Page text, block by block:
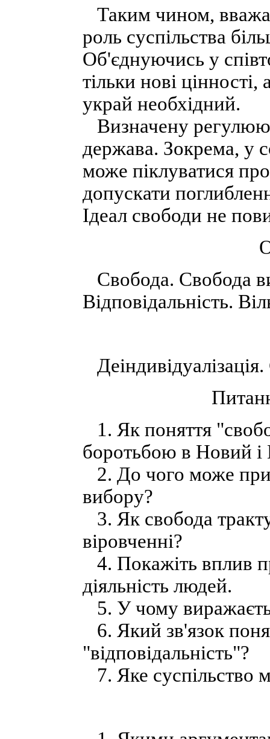
Таким чином,
роль суспільства
Об'єднуючись у
тільки нові
украй необхідний.
Визначену
держава. Зокрема, у
може піклуватися
допускати
Ідеал свободи не
Свобода. Свобода
Відповідальність.
1. Як поняття
боротьбою в Новий і
2. До чого може
вибору?
3. Як свобода
віровченні?
4. Покажіть вплив
діяльність людей.
5. У чому
6. Який зв'язок
"відповідальність"?
7. Яке суспільство